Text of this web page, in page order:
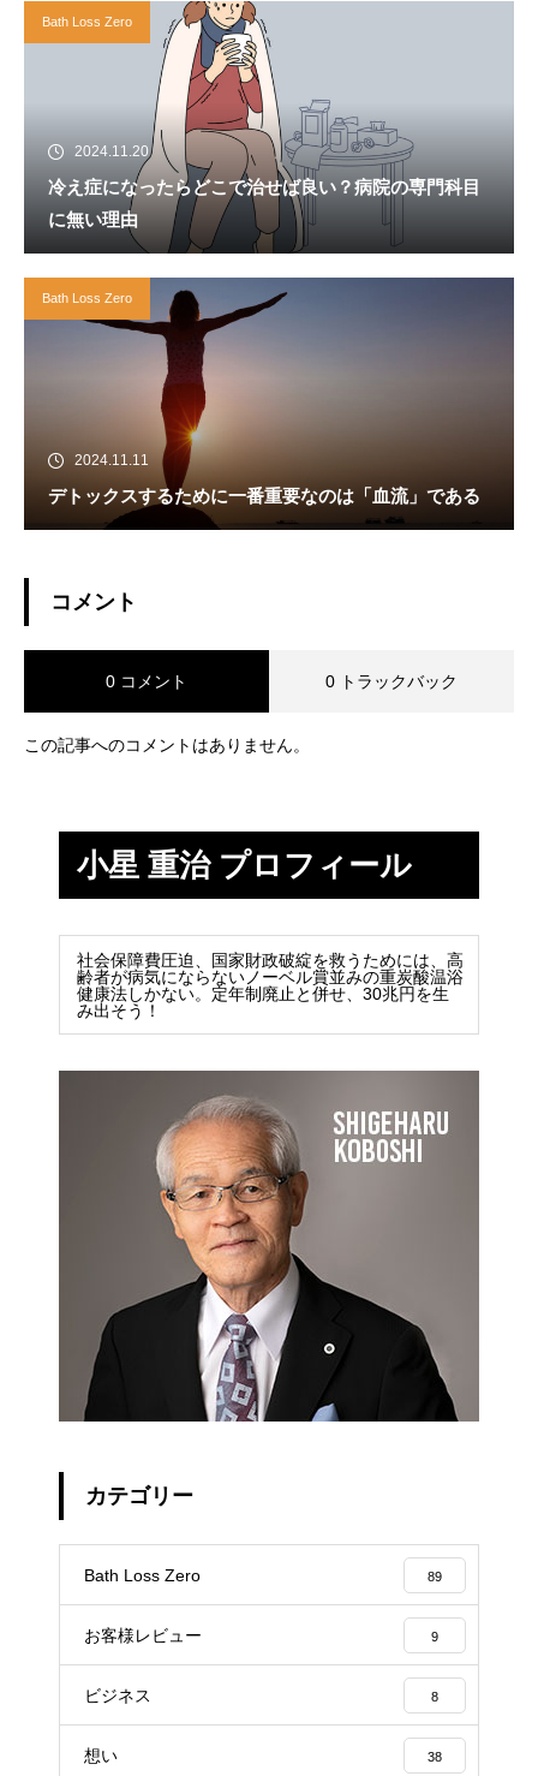
Bath Loss Zero
2024.11.20
冷え症になったらどこで治せば良い？病院の専門科目
に無い理由
Bath Loss Zero
2024.11.11
デトックスするために一番重要なのは「血流」である
コメント
0 コメント 0 トラックバック
この記事へのコメントはありません。
小星 重治 プロフィール
社会保障費圧迫、国家財政破綻を救うためには、高
齢者が病気にならないノーベル賞並みの重炭酸温浴
健康法しかない。定年制廃止と併せ、30兆円を生
み出そう！
カテゴリー
Bath Loss Zero 89
お客様レビュー 9
ビジネス 8
想い 38